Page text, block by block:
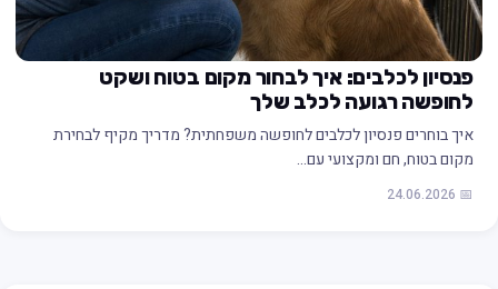
פנסיון לכלבים: איך לבחור מקום בטוח ושקט
לחופשה רגועה לכלב שלך
איך בוחרים פנסיון לכלבים לחופשה משפחתית? מדריך מקיף לבחירת
מקום בטוח, חם ומקצועי עם…
📅 24.06.2026